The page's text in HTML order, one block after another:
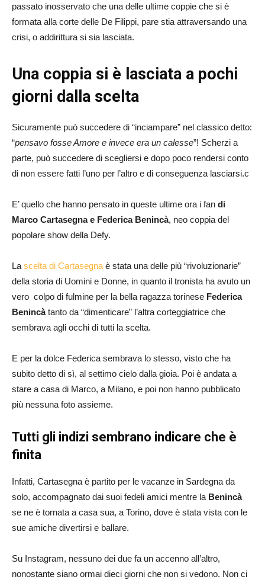
passato inosservato che una delle ultime coppie che si è
formata alla corte delle De Filippi, pare stia attraversando una
crisi, o addirittura si sia lasciata.
Una coppia si è lasciata a pochi
giorni dalla scelta
Sicuramente può succedere di “inciampare” nel classico detto:
“pensavo fosse Amore e invece era un calesse”! Scherzi a
parte, può succedere di scegliersi e dopo poco rendersi conto
di non essere fatti l’uno per l’altro e di conseguenza lasciarsi.c
E’ quello che hanno pensato in queste ultime ora i fan di
Marco Cartasegna e Federica Benincà, neo coppia del
popolare show della Defy.
La scelta di Cartasegna è stata una delle più “rivoluzionarie”
della storia di Uomini e Donne, in quanto il tronista ha avuto un
vero colpo di fulmine per la bella ragazza torinese Federica
Benincàtanto da “dimenticare” l’altra corteggiatrice che
sembrava agli occhi di tutti la scelta.
E per la dolce Federica sembrava lo stesso, visto che ha
subito detto di sì, al settimo cielo dalla gioia. Poi è andata a
stare a casa di Marco, a Milano, e poi non hanno pubblicato
più nessuna foto assieme.
Tutti gli indizi sembrano indicare che è
finita
Infatti, Cartasegna è partito per le vacanze in Sardegna da
solo, accompagnato dai suoi fedeli amici mentre la Benincà
se ne è tornata a casa sua, a Torino, dove è stata vista con le
sue amiche divertirsi e ballare.
Su Instagram, nessuno dei due fa un accenno all’altro,
nonostante siano ormai dieci giorni che non si vedono. Non ci